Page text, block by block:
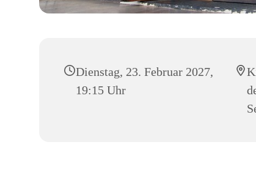
Dienstag, 23. Februar 2027,
19:15 Uhr